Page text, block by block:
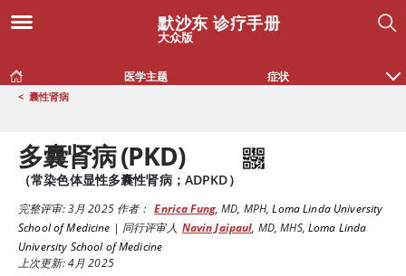
默沙东 诊疗手册
大众版
医学主题 症状
< 囊性肾病
多囊肾病 (PKD)
（常染色体显性多囊性肾病；ADPKD）
完整评审:3月 2025作者： Enrica Fung,MD, MPH,Loma Linda University
School of Medicine | 同行评审人 Navin Jaipaul, MD, MHS,Loma Linda
University School of Medicine
上次更新: 4月 2025